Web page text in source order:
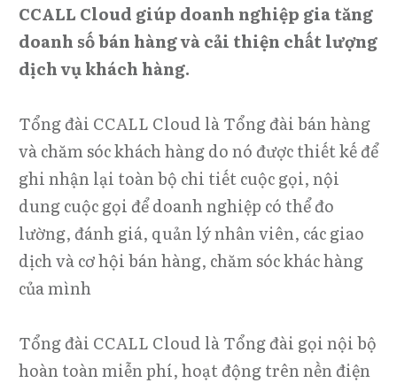
CCALL Cloud giúp doanh nghiệp gia tăng
doanh số bán hàng và cải thiện chất lượng
dịch vụ khách hàng.
Tổng đài CCALL Cloud là Tổng đài bán hàng
và chăm sóc khách hàng do nó được thiết kế để
ghi nhận lại toàn bộ chi tiết cuộc gọi, nội
dung cuộc gọi để doanh nghiệp có thể đo
lường, đánh giá, quản lý nhân viên, các giao
dịch và cơ hội bán hàng, chăm sóc khác hàng
của mình
Tổng đài CCALL Cloud là Tổng đài gọi nội bộ
hoàn toàn miễn phí, hoạt động trên nền điện